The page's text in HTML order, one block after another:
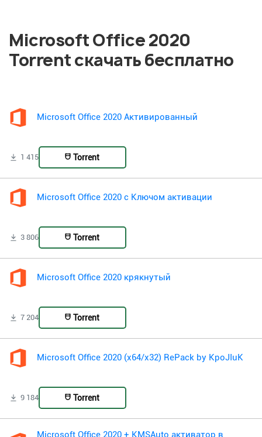
Microsoft Office 2020
Torrent скачать бесплатно
Microsoft Office 2020 Активированный
1 415 Torrent
Microsoft Office 2020 с Ключом активации
3 806 Torrent
Microsoft Office 2020 крякнутый
7 204 Torrent
Microsoft Office 2020 (x64/x32) RePack by KpoJIuK
9 184 Torrent
Microsoft Office 2020 + KMSAuto активатор в